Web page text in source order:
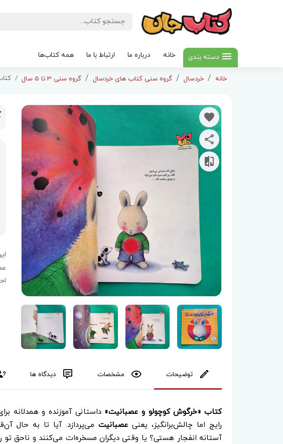
دسته بندی خانه درباره ما ارتباط با ما همه کتاب‌ها
خانه خردسال گروه سنی کتاب های خردسال گروه سنی 3 تا 5 سال
توضیحات مشخصات دیدگاه ها
کتاب «خرگوش کوچولو و عصبانیت» داستانی آموزنده و همدلانه
رایج اما چالش‌برانگیز، یعنی عصبانیت می‌پردازد. آیا تا به حال
آستانه انفجار هستی؟ یا وقتی دیگران مسخره‌ات می‌کنند و ناحق تو